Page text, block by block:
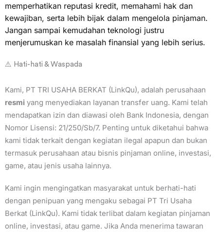
memperhatikan reputasi kredit, memahami hak dan
kewajiban, serta lebih bijak dalam mengelola pinjaman.
Jangan sampai kemudahan teknologi justru
menjerumuskan ke masalah finansial yang lebih serius.
⚠️ Hati-hati & Waspada
Kami, PT TRI USAHA BERKAT (LinkQu), adalah perusahaan
resmi yang menyediakan layanan transfer uang. Kami telah
mendapatkan izin dan diawasi oleh Bank Indonesia, dengan
Nomor Lisensi: 21/250/Sb/7. Penting untuk diketahui bahwa
kami tidak terkait dengan kegiatan ilegal apapun dan bukan
termasuk perusahaan atau bisnis pinjaman online, investasi,
game, atau jenis usaha lainnya.
Kami ingin mengingatkan masyarakat untuk berhati-hati
dengan penipuan yang mengaku sebagai PT Tri Usaha
Berkat (LinkQu). Kami tidak terlibat dalam kegiatan pinjaman
online, investasi, atau game. Jika Anda menerima tawaran